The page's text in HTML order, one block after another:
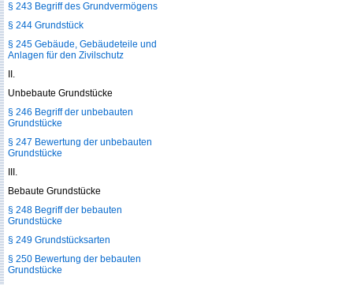
§ 243 Begriff des Grundvermögens
§ 244 Grundstück
§ 245 Gebäude, Gebäudeteile und
Anlagen für den Zivilschutz
II.
Unbebaute Grundstücke
§ 246 Begriff der unbebauten
Grundstücke
§ 247 Bewertung der unbebauten
Grundstücke
III.
Bebaute Grundstücke
§ 248 Begriff der bebauten
Grundstücke
§ 249 Grundstücksarten
§ 250 Bewertung der bebauten
Grundstücke